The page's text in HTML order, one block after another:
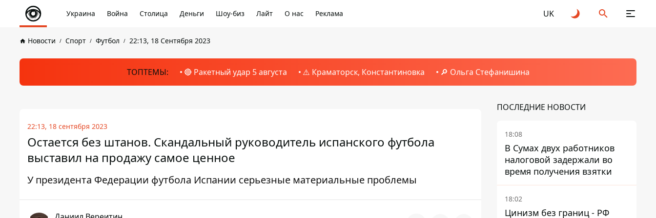
Украина Война Столица Деньги Шоу-биз Лайт О нас Реклама UK
Новости Спорт Футбол 22:13, 18 Сентября 2023
ТОПТЕМЫ: 🔴 Ракетный удар 5 августа ⚠️ Краматорск, Константиновка 🔎 Ольга Стефанишина
22:13, 18 сентября 2023
Остается без штанов. Скандальный руководитель испанского футбола
выставил на продажу самое ценное
У президента Федерации футбола Испании серьезные материальные проблемы
ПОСЛЕДНИЕ НОВОСТИ
18:08
В Сумах двух работников
налоговой задержали во
время получения взятки
18:02
Цинизм без границ - РФ